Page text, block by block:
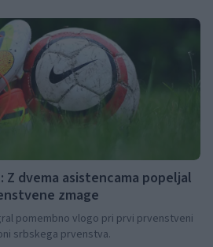
Z dvema asistencama popeljal
zmage
pomembno vlogo pri prvi prvenstveni
srbskega prvenstva.